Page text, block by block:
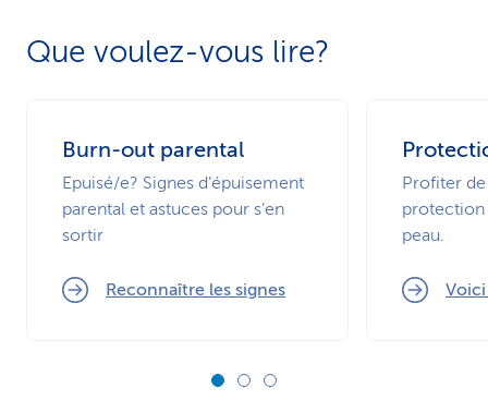
Que voulez-vous lire?
Burn-out parental
Epuisé/e? Signes d’épuisement
parental et astuces pour s’en
sortir
Reconnaître les signes
Profiter de
protection
peau.